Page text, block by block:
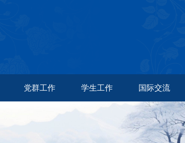
党群工作 学生工作 国际交流